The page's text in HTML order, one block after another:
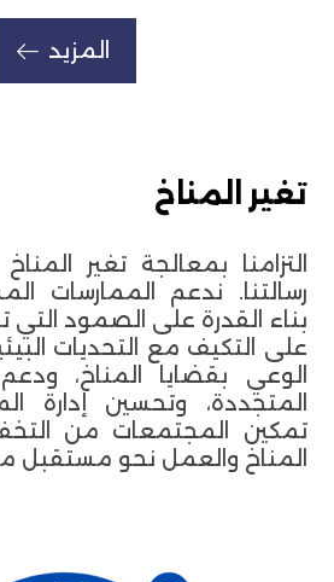
المزيد
تغير المناخ
التزامنا بمعالجة تغير
رسالتنا. ندعم الممارسات
بناء القدرة على الصمود
على التكيف مع التحديات
الوعي بقضايا المناخ،
المتجددة، وتحسين إدارة
تمكين المجتمعات من
المناخ والعمل نحو مستقبل